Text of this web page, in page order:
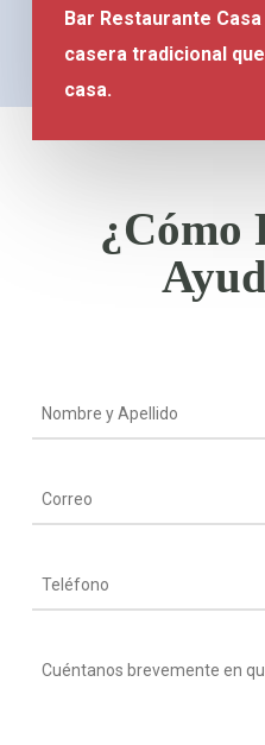
Bar Restaurante
casera tradicional
casa.
¿Cómo